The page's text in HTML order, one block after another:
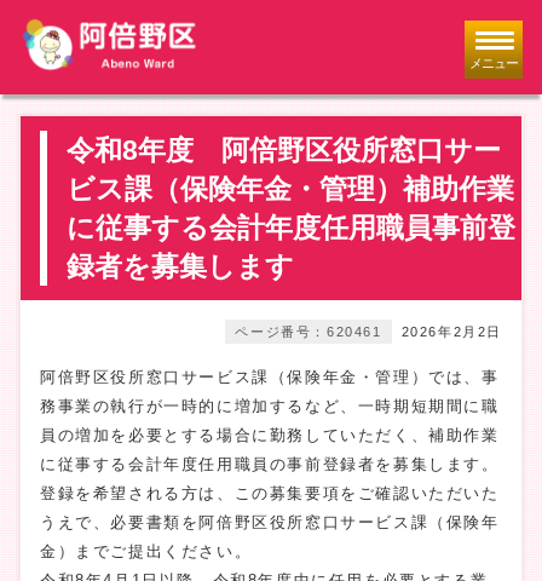
メニュー
令和8年度 阿倍野区役所窓口サー
ビス課（保険年金・管理）補助作業
に従事する会計年度任用職員事前登
録者を募集します
2026年2月2日
ページ番号：620461
阿倍野区役所窓口サービス課（保険年金・管理）では、事
務事業の執行が一時的に増加するなど、一時期短期間に職
員の増加を必要とする場合に勤務していただく、補助作業
に従事する会計年度任用職員の事前登録者を募集します。
登録を希望される方は、この募集要項をご確認いただいた
うえで、必要書類を阿倍野区役所窓口サービス課（保険年
金）までご提出ください。